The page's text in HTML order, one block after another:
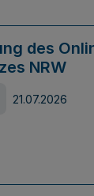
des
NRW
21.07.2026